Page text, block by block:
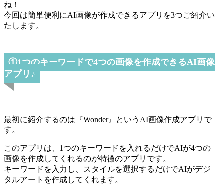
ね！
今回は簡単便利にAI画像が作成できるアプリを3つご紹介い
たします。
①1つのキーワードで4つの画像を作成できるAI画像
アプリ♪
最初に紹介するのは『Wonder』というAI画像作成アプリで
す。
このアプリは、1つのキーワードを入れるだけでAIが4つの
画像を作成してくれるのが特徴のアプリです。
キーワードを入力し、スタイルを選択するだけでAIがデジ
タルアートを作成してくれます。